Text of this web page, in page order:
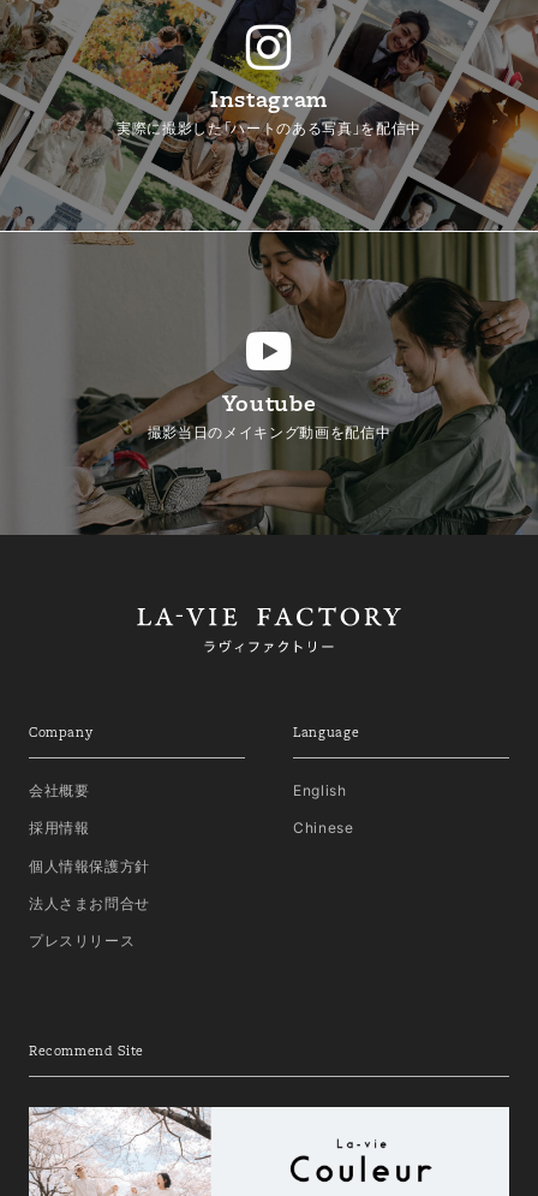
Instagram
実際に撮影した「ハートのある写真」を配信中
Youtube
撮影当日のメイキング動画を配信中
Company
会社概要
採用情報
個人情報保護方針
法人さまお問合せ
プレスリリース
Language
English
Chinese
Recommend Site